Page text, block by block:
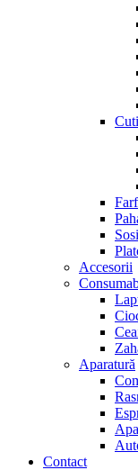
Accesorii
Aparatură
Contact